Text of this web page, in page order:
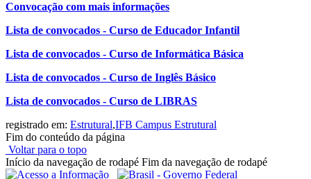
Convocação com mais informações
Lista de convocados - Curso de Educador Infantil
Lista de convocados - Curso de Informática Básica
Lista de convocados - Curso de Inglês Básico
Lista de convocados - Curso de LIBRAS
registrado em: Estrutural,IFB Campus Estrutural
Fim do conteúdo da página
Voltar para o topo
Início da navegação de rodapé Fim da navegação de rodapé